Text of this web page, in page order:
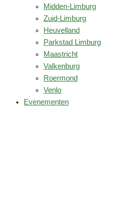
Midden-Limburg
Zuid-Limburg
Heuvelland
Parkstad Limburg
Maastricht
Valkenburg
Roermond
Venlo
Evenementen